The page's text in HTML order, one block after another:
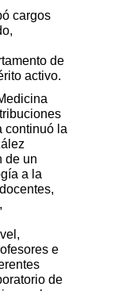
cargos
de
activo.
continuó la
de un
a la
e
de